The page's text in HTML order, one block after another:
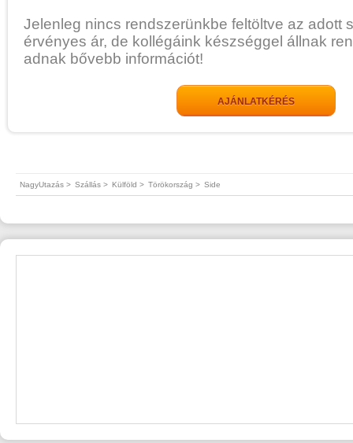
Jelenleg nincs rendszerünkbe feltöltve az adott
érvényes ár, de kollégáink készséggel állnak
adnak bővebb információt!
AJÁNLATKÉRÉS
NagyUtazás > Szállás > Külföld > Törökország > Side